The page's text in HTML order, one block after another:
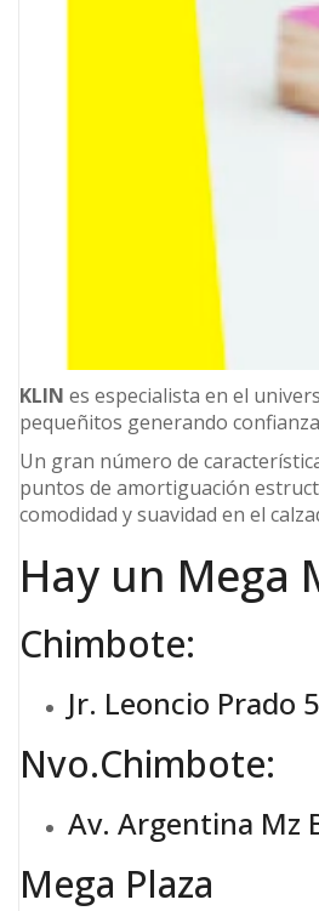
KLIN es especialista en el
pequeñitos generando
Un gran número de
puntos de amortiguación
comodidad y suavidad en el
Hay un Mega
Chimbote:
Jr. Leoncio Prado
Nvo.Chimbote:
Av. Argentina Mz
Mega Plaza